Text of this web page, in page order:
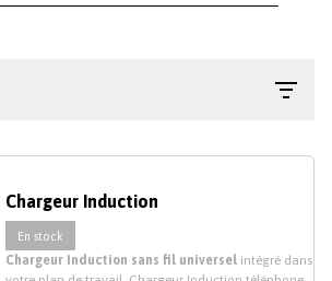
En stock
Chargeur Induction
Chargeur Induction sans fil universel intégré dans